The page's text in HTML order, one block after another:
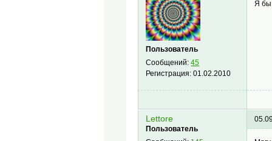
Пользователь
Сообщений:45
Регистрация:01.02.2010
Я бы
Lettore
Пользователь